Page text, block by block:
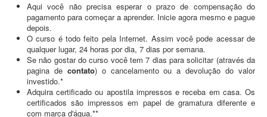
Aqui você não precisa esperar o prazo de compensação do
pagamento para começar a aprender. Inicie agora mesmo e pague
depois.
O curso é todo feito pela Internet. Assim você pode acessar de
qualquer lugar, 24 horas por dia, 7 dias por semana.
Se não gostar do curso você tem 7 dias para solicitar (através da
pagina de contato) o cancelamento ou a devolução do valor
investido.*
Adquira certificado ou apostila impressos e receba em casa. Os
certificados são impressos em papel de gramatura diferente e
com marca d'água.**